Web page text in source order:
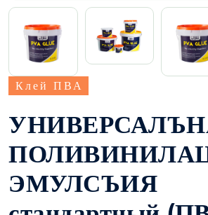
Клей ПВА
ЭМУЛСЪИЯ